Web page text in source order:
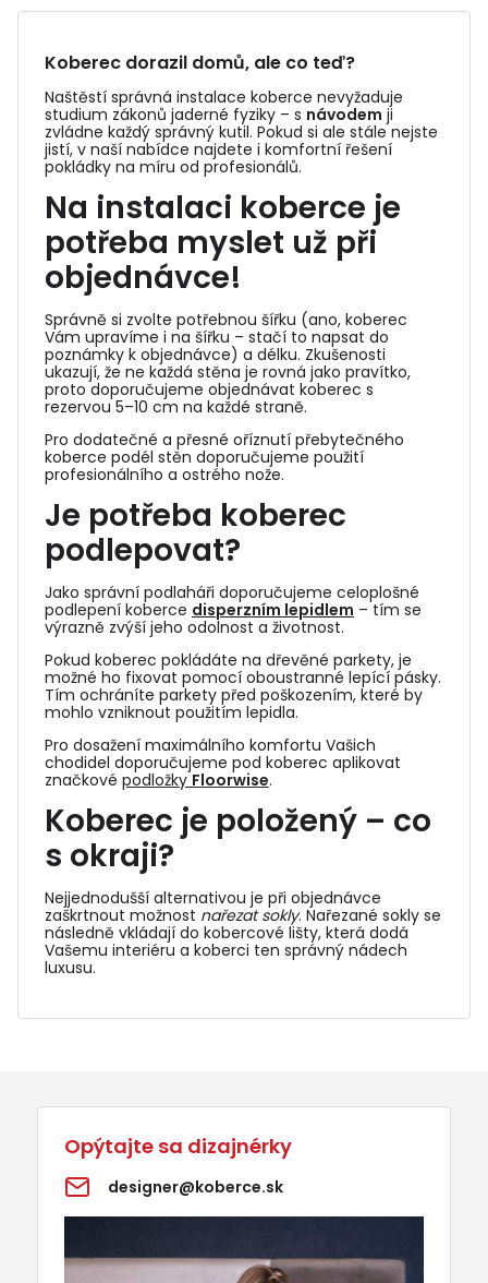
Koberec dorazil domů, ale co teď?
Naštěstí správná instalace koberce nevyžaduje
studium zákonů jaderné fyziky – s návodem ji
zvládne každý správný kutil. Pokud si ale stále nejste
jistí, v naší nabídce najdete i komfortní řešení
pokládky na míru od profesionálů.
Na instalaci koberce je
potřeba myslet už při
objednávce!
Správně si zvolte potřebnou šířku (ano, koberec
Vám upravíme i na šířku – stačí to napsat do
poznámky k objednávce) a délku. Zkušenosti
ukazují, že ne každá stěna je rovná jako pravítko,
proto doporučujeme objednávat koberec s
rezervou 5–10 cm na každé straně.
Pro dodatečné a přesné oříznutí přebytečného
koberce podél stěn doporučujeme použití
profesionálního a ostrého nože.
Je potřeba koberec
podlepovat?
Jako správní podlaháři doporučujeme celoplošné
podlepení koberce disperzním lepidlem – tím se
výrazně zvýší jeho odolnost a životnost.
Pokud koberec pokládáte na dřevěné parkety, je
možné ho fixovat pomocí oboustranné lepící pásky.
Tím ochráníte parkety před poškozením, které by
mohlo vzniknout použitím lepidla.
Pro dosažení maximálního komfortu Vašich
chodidel doporučujeme pod koberec aplikovat
značkové podložky Floorwise.
Koberec je položený – co
s okraji?
Nejjednodušší alternativou je při objednávce
zaškrtnout možnost nařezat sokly. Nařezané sokly se
následně vkládají do kobercové lišty, která dodá
Vašemu interiéru a koberci ten správný nádech
luxusu.
Opýtajte sa dizajnérky
designer@koberce.sk